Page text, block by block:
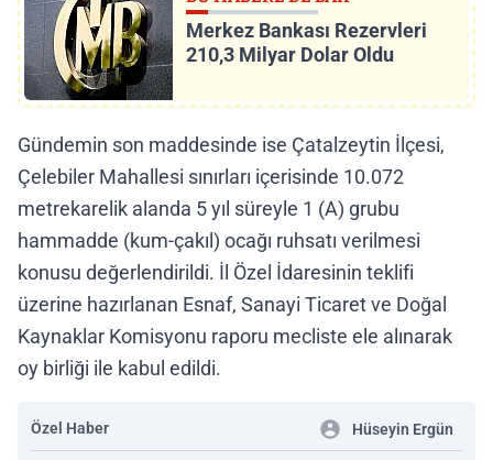
Merkez Bankası Rezervleri
210,3 Milyar Dolar Oldu
Gündemin son maddesinde ise Çatalzeytin İlçesi,
Çelebiler Mahallesi sınırları içerisinde 10.072
metrekarelik alanda 5 yıl süreyle 1 (A) grubu
hammadde (kum-çakıl) ocağı ruhsatı verilmesi
konusu değerlendirildi. İl Özel İdaresinin teklifi
üzerine hazırlanan Esnaf, Sanayi Ticaret ve Doğal
Kaynaklar Komisyonu raporu mecliste ele alınarak
oy birliği ile kabul edildi.
Özel Haber Hüseyin Ergün